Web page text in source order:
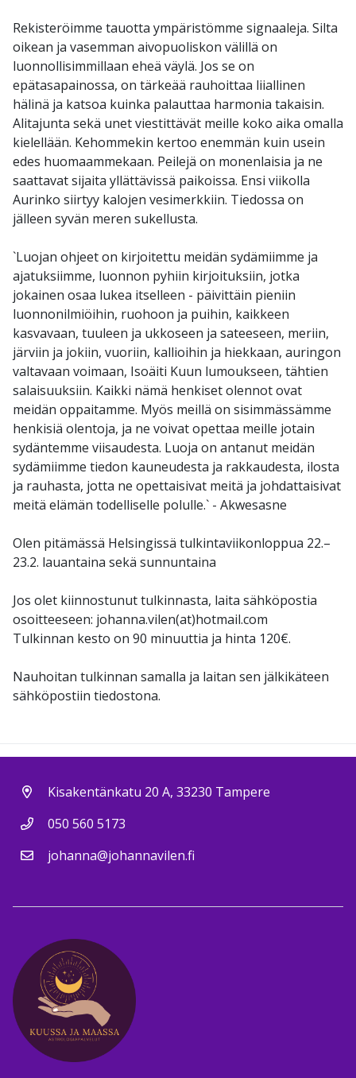
Rekisteröimme tauotta ympäristömme signaaleja. Silta
oikean ja vasemman aivopuoliskon välillä on
luonnollisimmillaan eheä väylä. Jos se on
epätasapainossa, on tärkeää rauhoittaa liiallinen
hälinä ja katsoa kuinka palauttaa harmonia takaisin.
Alitajunta sekä unet viestittävät meille koko aika omalla
kielellään. Kehommekin kertoo enemmän kuin usein
edes huomaammekaan. Peilejä on monenlaisia ja ne
saattavat sijaita yllättävissä paikoissa. Ensi viikolla
Aurinko siirtyy kalojen vesimerkkiin. Tiedossa on
jälleen syvän meren sukellusta.
`Luojan ohjeet on kirjoitettu meidän sydämiimme ja
ajatuksiimme, luonnon pyhiin kirjoituksiin, jotka
jokainen osaa lukea itselleen - päivittäin pieniin
luonnonilmiöihin, ruohoon ja puihin, kaikkeen
kasvavaan, tuuleen ja ukkoseen ja sateeseen, meriin,
järviin ja jokiin, vuoriin, kallioihin ja hiekkaan, auringon
valtavaan voimaan, Isoäiti Kuun lumoukseen, tähtien
salaisuuksiin. Kaikki nämä henkiset olennot ovat
meidän oppaitamme. Myös meillä on sisimmässämme
henkisiä olentoja, ja ne voivat opettaa meille jotain
sydäntemme viisaudesta. Luoja on antanut meidän
sydämiimme tiedon kauneudesta ja rakkaudesta, ilosta
ja rauhasta, jotta ne opettaisivat meitä ja johdattaisivat
meitä elämän todelliselle polulle.` - Akwesasne
Olen pitämässä Helsingissä tulkintaviikonloppua 22.–
23.2. lauantaina sekä sunnuntaina
Jos olet kiinnostunut tulkinnasta, laita sähköpostia
osoitteeseen: johanna.vilen(at)hotmail.com
Tulkinnan kesto on 90 minuuttia ja hinta 120€.
Nauhoitan tulkinnan samalla ja laitan sen jälkikäteen
sähköpostiin tiedostona.
Kisakentänkatu 20 A, 33230 Tampere
050 560 5173
johanna@johannavilen.fi